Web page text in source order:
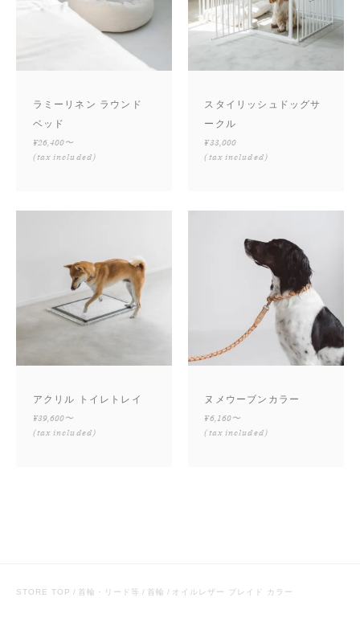
ラミーリネン ラウンド
ベッド
¥26,400〜
(tax included)
スタイリッシュドッグサ
ークル
¥33,000
(tax included)
アクリル トイレトレイ
¥39,600〜
(tax included)
ヌメウーブンカラー
¥6,160〜
(tax included)
STORE TOP 首輪・リード等 首輪 オイルレザー ブレイド カラー